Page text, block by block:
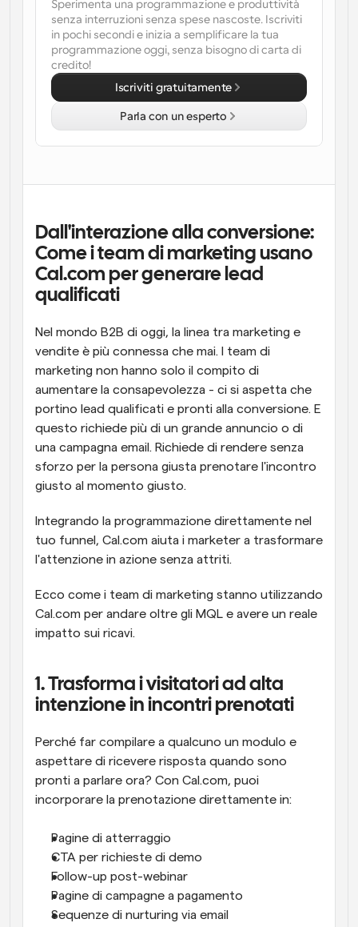
Programmazione potenziata con chiamate
supportate dall'IA
Flussi di lavoro
Automatizzare la pianificazione e i promemoria
Rimani aggiornato con le ultime notizie e aggiornamenti
Webhook
Ricevi una notifica quando succede qualcosa
Dall'interazione alla conversione:
Come i team di marketing usano
Cal.com per generare lead
qualificati
Nel mondo B2B di oggi, la linea tra marketing e
vendite è più connessa che mai. I team di
marketing non hanno solo il compito di
aumentare la consapevolezza - ci si aspetta che
portino lead qualificati e pronti alla conversione. E
questo richiede più di un grande annuncio o di
una campagna email. Richiede di rendere senza
sforzo per la persona giusta prenotare l'incontro
giusto al momento giusto.
Integrando la programmazione direttamente nel
tuo funnel, Cal.com aiuta i marketer a trasformare
l'attenzione in azione senza attriti.
Ecco come i team di marketing stanno utilizzando
Cal.com per andare oltre gli MQL e avere un reale
impatto sui ricavi.
1. Trasforma i visitatori ad alta
intenzione in incontri prenotati
Perché far compilare a qualcuno un modulo e
aspettare di ricevere risposta quando sono
pronti a parlare ora? Con Cal.com, puoi
incorporare la prenotazione direttamente in:
Pagine di atterraggio
CTA per richieste di demo
Follow-up post-webinar
Pagine di campagne a pagamento
Sequenze di nurturing via email
Sperimenta una programmazione e produttività
senza interruzioni senza spese nascoste. Iscriviti
in pochi secondi e inizia a semplificare la tua
programmazione oggi, senza bisogno di carta di
credito!
Iscriviti gratuitamente
Parla con un esperto